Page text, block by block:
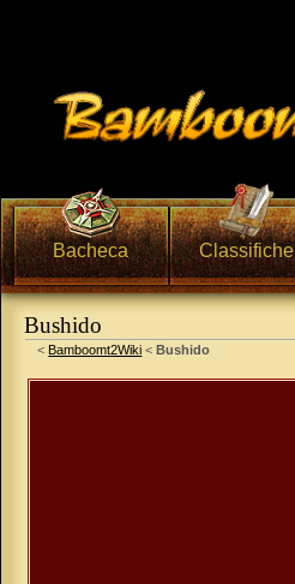
Bacheca Classifiche
Bushido
Vai a:navigazione,ricerca
< Bamboomt2Wiki <Bushido